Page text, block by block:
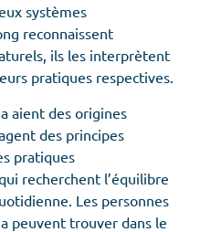
systèmes
reconnaissent
ils les interprètent
pratiques respectives.
aient des origines
des principes
pratiques
recherchent l’équilibre
Les personnes
peuvent trouver dans le